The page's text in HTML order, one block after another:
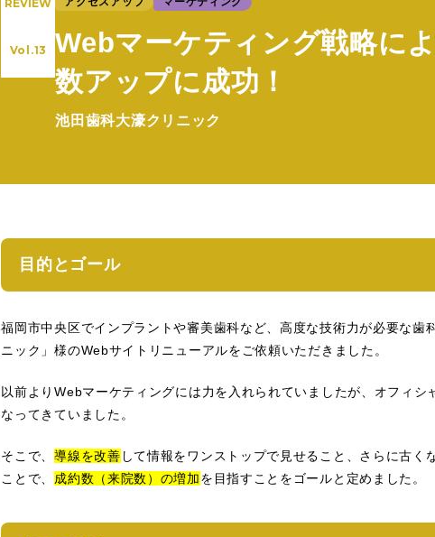
REVIEW
Vol.13
Webマーケティング戦略に
数アップに成功！
池田歯科大濠クリニック
目的とゴール
福岡市中央区でインプラントや審美歯科など、高度な技術力が必要な歯
ニック」様のWebサイトリニューアルをご依頼いただきました。
以前よりWebマーケティングには力を入れられていましたが、オフィ
なってきていました。
そこで、導線を改善 して情報をワンストップで見せること、さらに古
ことで、 成約数（来院数）の増加を目指すことをゴールと定めました。